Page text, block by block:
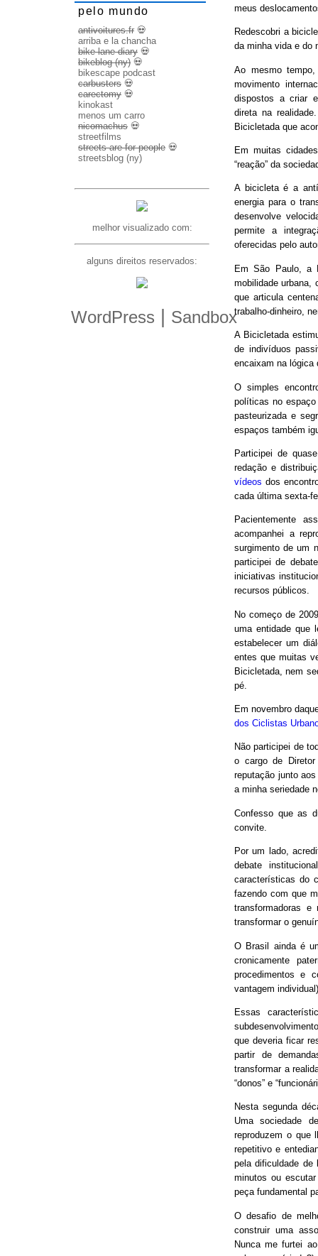
meus
Redescobri a
da minha vida e do
Ao mesmo
movimento
dispostos a criar
direta na
Bicicletada que
Em muitas
“reação” da
A bicicleta é a
energia para o
desenvolve
permite a
oferecidas pelo
Em São Paulo, a
mobilidade urbana,
que articula
trabalho-dinheiro,
A Bicicletada
de indivíduos
encaixam na lógica
O simples
políticas no
pasteurizada e
espaços também
Participei de
redação e
vídeos dos
cada última sexta-
Pacientemente
acompanhei a
surgimento de um
participei de
iniciativas
recursos públicos.
No começo de
uma entidade que
estabelecer um
entes que muitas
Bicicletada, nem
pé.
Em novembro
dos Ciclistas
Não participei de
o cargo de
reputação junto
a minha seriedade
Confesso que as
convite.
Por um lado,
debate
características do
fazendo com que
transformadoras
transformar o
O Brasil ainda é
cronicamente
procedimentos e
vantagem
Essas
que deveria ficar
partir de
transformar a
“donos” e
Nesta segunda
Uma sociedade
reproduzem o que
repetitivo e
pela dificuldade
minutos ou
peça fundamental
O desafio de
construir uma
Nunca me furtei
pelo mundo
antivoitures.fr 💀
arriba e la chancha
bike lane diary 💀
bikeblog (ny) 💀
bikescape podcast
carbusters 💀
carectomy 💀
kinokast
menos um carro
nicomachus 💀
streetfilms
streets are for people 💀
streetsblog (ny)
melhor visualizado com:
alguns direitos reservados:
WordPress Sandbox